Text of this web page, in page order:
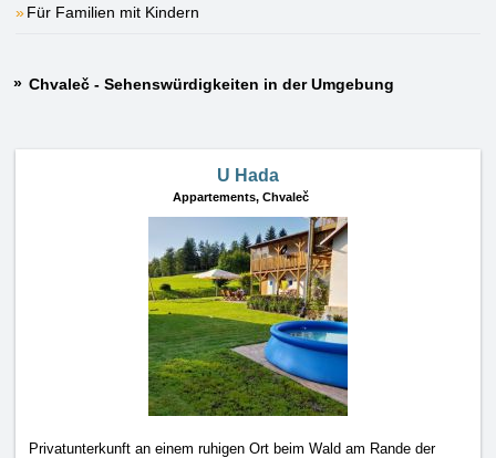
Für Familien mit Kindern
Chvaleč - Sehenswürdigkeiten in der Umgebung
U Hada
Appartements, Chvaleč
Privatunterkunft an einem ruhigen Ort beim Wald am Rande der